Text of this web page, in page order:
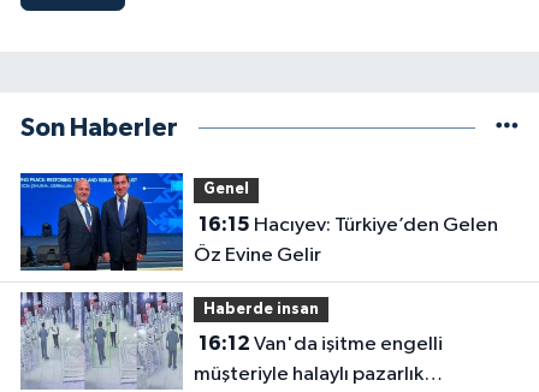
Son Haberler
Genel
16:15
Öz Evine Gelir
Haberde insan
16:12
müşteriyle halaylı pazarlık